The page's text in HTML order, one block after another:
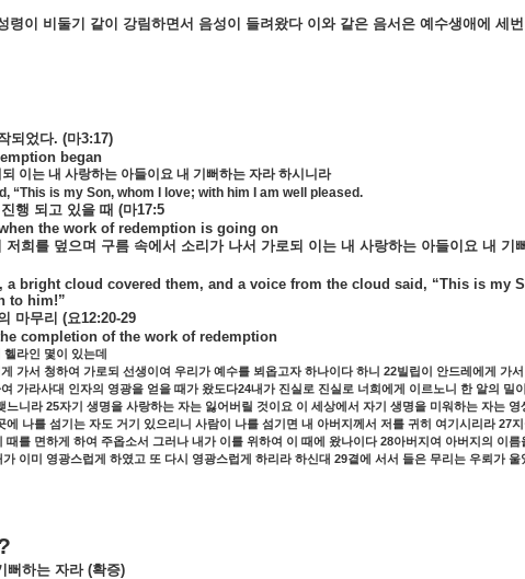
령이 비둘기 같이 강림하면서 음성이 들려왔다 이와 같은 음서은 예수생애에 세번
되었다. (마3:17)
began
이는 내 사랑하는 아들이요 내 기뻐하는 자라 하시니라
“This is my Son, whom I love; with him I am well pleased.
진행 되고 있을 때 (마17:5
the work of redemption is going on
저희를 덮으며 구름 속에서 소리가 나서 가로되 이는 내 사랑하는 아들이요 내 기
a bright cloud covered them, and a voice from the cloud said, “This is my
to him!”
마무리 (요12:20-29
completion of the work of redemption
헬라인 몇이 있는데
가서 청하여 가로되 선생이여 우리가 예수를 뵈옵고자 하나이다 하니 22빌립이 안드레에게 가서
가라사대 인자의 영광을 얻을 때가 왔도다24내가 진실로 진실로 너희에게 이르노니 한 알의 밀이
느니라25자기 생명을 사랑하는 자는 잃어버릴 것이요 이 세상에서 자기 생명을 미워하는 자는 영
에 나를 섬기는 자도 거기 있으리니 사람이 나를 섬기면 내 아버지께서 저를 귀히 여기시리라27
때를 면하게 하여 주옵소서 그러나 내가 이를 위하여 이 때에 왔나이다28아버지여 아버지의 이름
가 이미 영광스럽게 하였고 또 다시 영광스럽게 하리라 하신대 29곁에 서서 들은 무리는 우뢰가 울
뻐하는 자라 (확증)